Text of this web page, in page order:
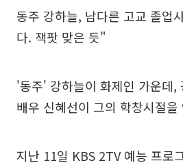
동주 강하늘, 남다른 고교 졸업
다. 잭팟 맞은 듯"
'동주' 강하늘이 화제인 가운데,
배우 신혜선이 그의 학창시절을
지난 11일 KBS 2TV 예능 프로